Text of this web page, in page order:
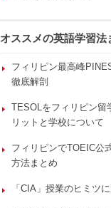
オススメの英語学習法
フィリピン最高峰
徹底解剖
TESOLをフィリピン留
リットと学校について
フィリピンでTOEIC公
方法まとめ
「CIA」授業のヒミツ